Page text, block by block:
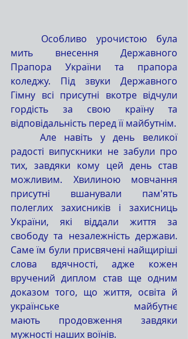
мить внесення Державного
Прапора України та прапора
коледжу. Під звуки Державного
Гімну всі присутні вкотре відчули
гордість за свою країну та
відповідальність перед її майбутнім.
радості випускники не забули про
тих, завдяки кому цей день став
можливим. Хвилиною мовчання
присутні вшанували пам'ять
полеглих захисників і захисниць
України, які віддали життя за
свободу та незалежність держави.
Саме їм були присвячені найщиріші
слова вдячності, адже кожен
вручений диплом став ще одним
доказом того, що життя, освіта й
українське майбутнє
мають продовження завдяки
мужності наших воїнів.